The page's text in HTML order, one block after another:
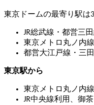
東京ドームの最寄り駅は
JR総武線・都営三
東京メトロ丸ノ内
都営大江戸線・三
東京駅から
東京メトロ丸ノ内
JR中央線利用、御